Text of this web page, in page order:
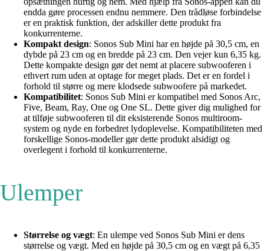
endda gøre processen endnu nemmere. Den trådløse forbindelse
er en praktisk funktion, der adskiller dette produkt fra
konkurrenterne.
Kompakt design: Sonos Sub Mini har en højde på 30,5 cm, en
dybde på 23 cm og en bredde på 23 cm. Den vejer kun 6,35 kg.
Dette kompakte design gør det nemt at placere subwooferen i
ethvert rum uden at optage for meget plads. Det er en fordel i
forhold til større og mere klodsede subwoofere på markedet.
Kompatibilitet: Sonos Sub Mini er kompatibel med Sonos Arc,
Five, Beam, Ray, One og One SL. Dette giver dig mulighed for
at tilføje subwooferen til dit eksisterende Sonos multiroom-
system og nyde en forbedret lydoplevelse. Kompatibiliteten med
forskellige Sonos-modeller gør dette produkt alsidigt og
overlegent i forhold til konkurrenterne.
Ulemper
Størrelse og vægt: En ulempe ved Sonos Sub Mini er dens
størrelse og vægt. Med en højde på 30,5 cm og en vægt på 6,35